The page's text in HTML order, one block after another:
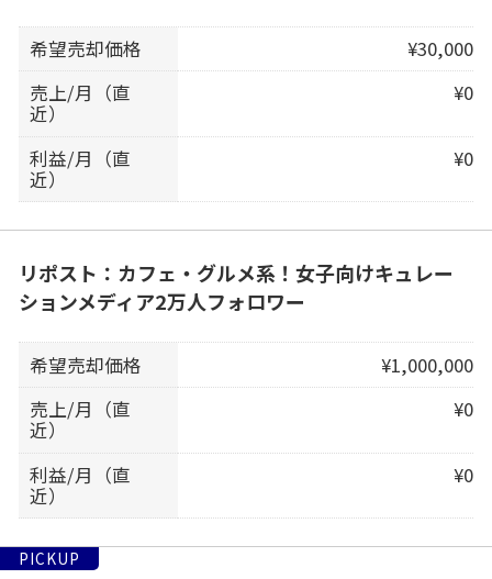
希望売却価格
¥30,000
売上/月（直
近）
¥0
利益/月（直
近）
¥0
リポスト：カフェ・グルメ系！女子向けキュレー
ションメディア2万人フォロワー
希望売却価格
¥1,000,000
売上/月（直
近）
¥0
利益/月（直
近）
¥0
PICKUP